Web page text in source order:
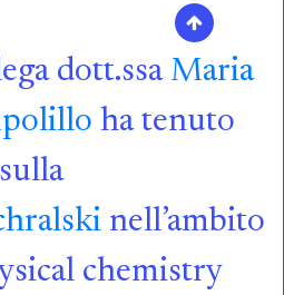
dott.ssa Maria
ha tenuto
sulla
nell’ambito
chemistry